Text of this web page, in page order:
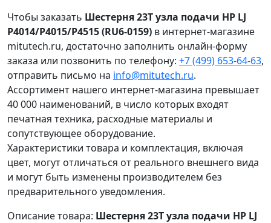
Чтобы заказать Шестерня 23T узла подачи HP LJ
P4014/P4015/P4515 (RU6-0159) в интернет-магазине
mitutech.ru, достаточно заполнить онлайн-форму
заказа или позвонить по телефону: +7 (499) 653-64-63,
отправить письмо на info@mitutech.ru.
Ассортимент нашего интернет-магазина превышает
40 000 наименований, в число которых входят
печатная техника, расходные материалы и
сопутствующее оборудование.
Характеристики товара и комплектация, включая
цвет, могут отличаться от реального внешнего вида
и могут быть изменены производителем без
предварительного уведомления.
Описание товара: Шестерня 23T узла подачи HP LJ